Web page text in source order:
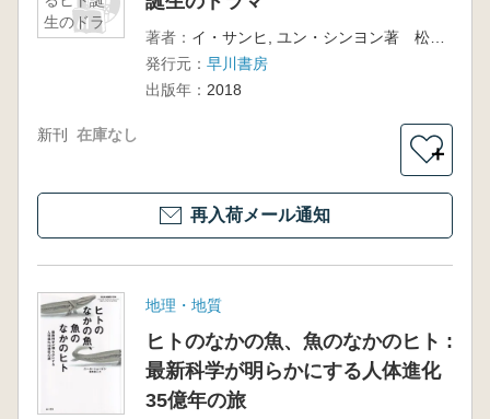
生のドラ
マ
著者：
イ・サンヒ, ユン・シンヨン著 松井信彦訳
発行元： 早川書房
出版年： 2018
新刊 在庫なし
＋
再入荷メール通知
地理・地質
ヒトのなかの魚、魚のなかのヒト :
最新科学が明らかにする人体進化
35億年の旅